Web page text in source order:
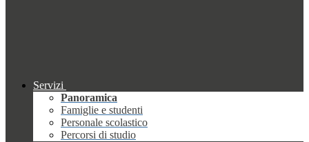
Servizi
Panoramica
Famiglie e studenti
Personale scolastico
Percorsi di studio